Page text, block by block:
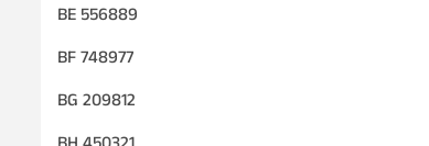
BE 556889
BF 748977
BG 209812